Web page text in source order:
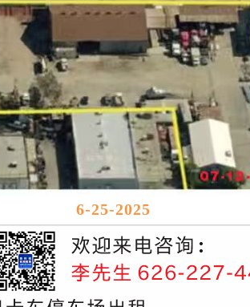
6-25-2025